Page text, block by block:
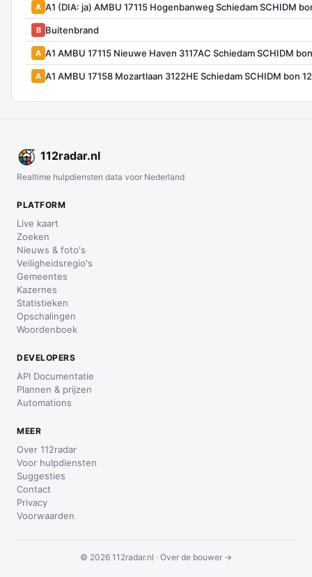
A A1 (DIA: ja) AMBU 17115 Hogenbanweg Schiedam SCHIDM
B Buitenbrand
A A1 AMBU 17115 Nieuwe Haven 3117AC Schiedam SCHIDM
A A1 AMBU 17158 Mozartlaan 3122HE Schiedam SCHIDM bon
112radar.nl
Realtime hulpdiensten data voor Nederland
PLATFORM
Live kaart
Zoeken
Nieuws & foto's
Veiligheidsregio's
Gemeentes
Kazernes
Statistieken
Opschalingen
Woordenboek
DEVELOPERS
API Documentatie
Plannen & prijzen
Automations
MEER
Over 112radar
Voor hulpdiensten
Suggesties
Contact
Privacy
Voorwaarden
© 2026 112radar.nl · Over de bouwer →